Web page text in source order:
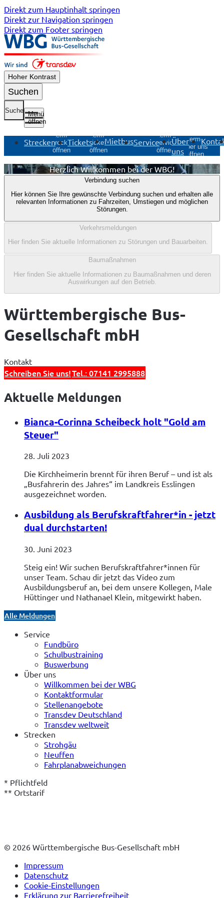
Direkt zum Hauptinhalt springen
Direkt zur Navigation springen
Direkt zum Footer springen
Hoher Kontrast
Suchen
Suche
Menü
öffnen
Strecken
Untermenü
Strecken
öffnen
Tickets
Untermenü
Tickets
öffnen
MietbusService
Untermenü
Service
öffnen
Über
uns
Untermenü
Über uns
öffnen
Herzlich Willkommen bei der WBG!
Anzeige
von
Verbindung suchen
Hier können Sie Ihre gewünschte Verbindung suchen und erhalten alle
relevanten Informationen zu Fahrzeiten, Umstiegen und möglichen
Störungen.
Verkehrsmeldungen
Hier finden Sie aktuelle Informationen zu Störungen und Bauarbeiten.
Baumaßnahmen
Hier finden Sie aktuelle Informationen zu Baumaßnahmen und deren
Auswirkungen auf den Betrieb.
Württembergische Bus-
Gesellschaft mbH
Kontakt
Schreiben Sie uns!Tel.: 07141 2995888
Aktuelle Meldungen
Bianca-Corinna Scheibeck holt "Gold am
Steuer"
28. Juli 2023
Die Kirchheimerin brennt für ihren Beruf – und ist als
„Busfahrerin des Jahres“ im Landkreis Esslingen
ausgezeichnet worden.
Ausbildung als Berufskraftfahrer*in - jetzt
dual durchstarten!
30. Juni 2023
Steig ein! Wir suchen Berufskraftfahrer*innen für
unser Team. Schau dir jetzt das Video zum
Ausbildungsberuf an, bei dem unsere Kollegen, Male
Hüttinger und Nathanael Klein, mitgewirkt haben.
Alle Meldungen
Service
Fundbüro
Schulbustraining
Buswerbung
Über uns
Willkommen bei der WBG
Kontaktformular
Stellenangebote
Transdev Deutschland
Transdev weltweit
Strecken
Strohgäu
Neuffen
Fahrplanabweichungen
* Pflichtfeld
** Ortstarif
© 2026 Württembergische Bus-Gesellschaft mbH
Impressum
Datenschutz
Cookie-Einstellungen
Erklärung zur Barrierefreiheit